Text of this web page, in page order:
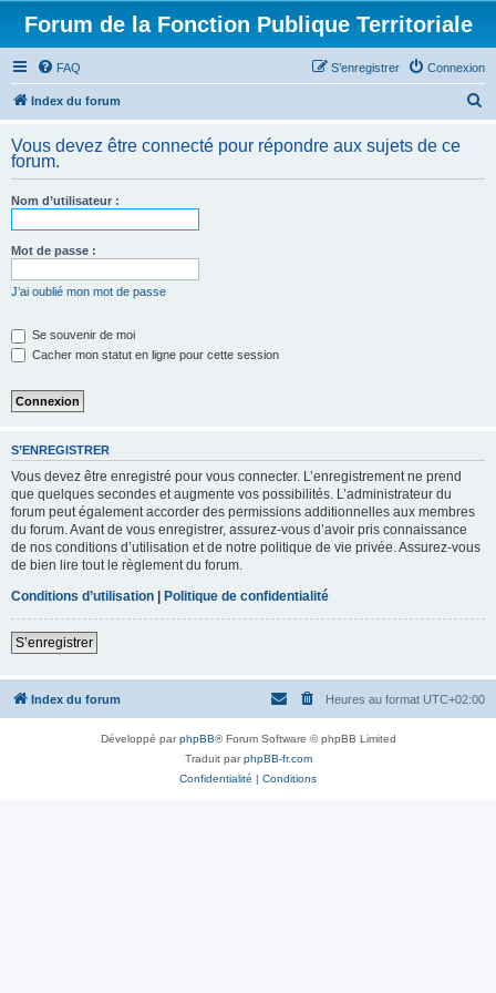
Forum de la Fonction Publique Territoriale
FAQ Connexion
S’enregistrer
Index du forum
h
Vous devez être connecté pour répondre aux sujets de ce
forum.
Nom d’utilisateur :
Mot de passe :
J’ai oublié mon mot de passe
Se souvenir de moi
Cacher mon statut en ligne pour cette session
S’ENREGISTRER
Vous devez être enregistré pour vous connecter. L’enregistrement ne prend
que quelques secondes et augmente vos possibilités. L’administrateur du
forum peut également accorder des permissions additionnelles aux membres
du forum. Avant de vous enregistrer, assurez-vous d’avoir pris connaissance
de nos conditions d’utilisation et de notre politique de vie privée. Assurez-vous
de bien lire tout le règlement du forum.
Conditions d’utilisation | Politique de confidentialité
S’enregistrer
Index du forum Heures au format UTC+02:00
Développé parphpBB® Forum Software © phpBB Limited
Traduit parphpBB-fr.com
Confidentialité | Conditions